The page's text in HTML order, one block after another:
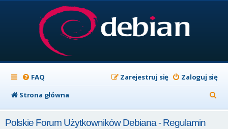
FAQ Zaloguj się
Zarejestruj się
Strona główna
z
Polskie Forum Użytkowników Debiana - Regulamin